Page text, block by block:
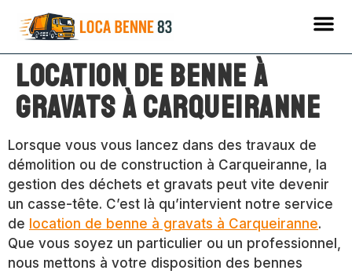
Location de benne à
gravats à Carqueiranne
Lorsque vous vous lancez dans des travaux de
démolition ou de construction à Carqueiranne, la
gestion des déchets et gravats peut vite devenir
un casse-tête. C’est là qu’intervient notre service
de location de benne à gravats à Carqueiranne.
Que vous soyez un particulier ou un professionnel,
nous mettons à votre disposition des bennes